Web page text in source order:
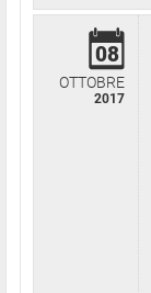
08
OTTOBRE
2017